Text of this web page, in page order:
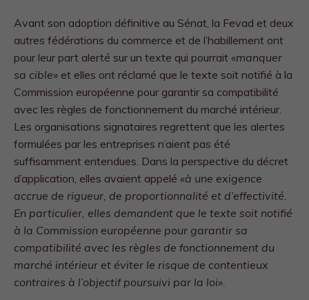
Avant son adoption définitive au Sénat, la Fevad et deux
autres fédérations du commerce et de l’habillement ont
pour leur part alerté sur un texte qui pourrait «manquer
sa cible» et elles ont réclamé que le texte soit notifié à la
Commission européenne pour garantir sa compatibilité
avec les règles de fonctionnement du marché intérieur.
Les organisations signataires regrettent que les alertes
formulées par les entreprises n’aient pas été
suffisamment entendues. Dans la perspective du décret
d’application, elles avaient appelé «à une exigence
accrue de rigueur, de proportionnalité et d’effectivité.
En particulier, elles demandent que le texte soit notifié
à la Commission européenne pour garantir sa
compatibilité avec les règles de fonctionnement du
marché intérieur et éviter le risque de contentieux
contraires à l’objectif poursuivi par la loi».